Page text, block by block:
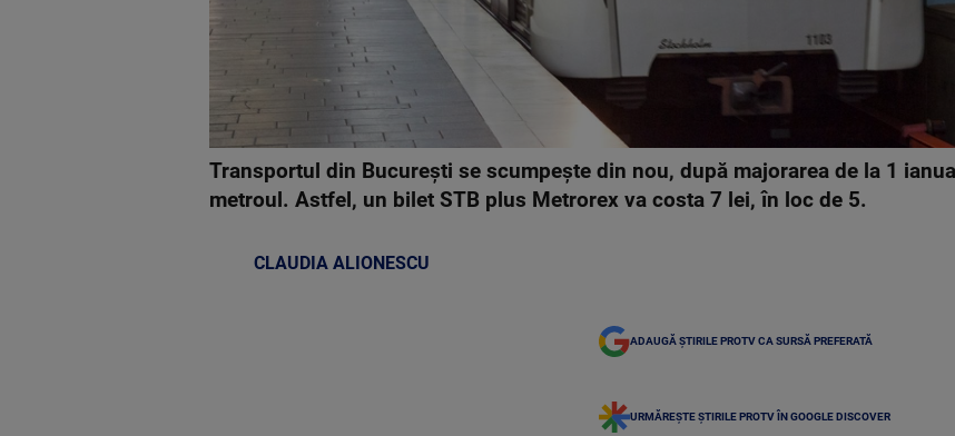
Transportul din București se scumpește din nou, după majorarea de la 1
metroul. Astfel, un bilet STB plus Metrorex va costa 7 lei, în loc de 5.
CLAUDIA ALIONESCU
ADAUGĂ ȘTIRILE PROTV CA SURSĂ PREFERATĂ
URMĂREȘTE ȘTIRILE PROTV ÎN GOOGLE DISCOVER